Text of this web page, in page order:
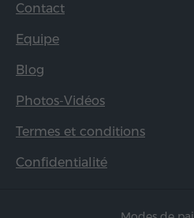
Contact
Equipe
Blog
Photos-Vidéos
Termes et conditions
Confidentialité